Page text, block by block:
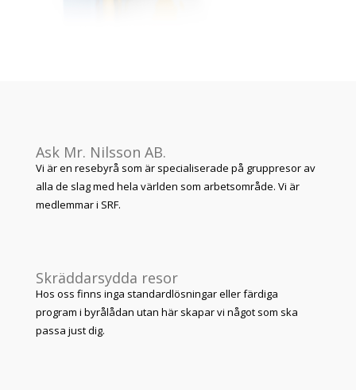
Ask Mr. Nilsson AB.
Vi är en resebyrå som är specialiserade på gruppresor av
alla de slag med hela världen som arbetsområde. Vi är
medlemmar i SRF.
Skräddarsydda resor
Hos oss finns inga standardlösningar eller färdiga
program i byrålådan utan här skapar vi något som ska
passa just dig.